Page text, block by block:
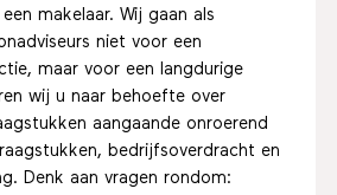
makelaar. Wij gaan als
niet voor een
maar voor een langdurige
wij u naar behoefte over
aangaande onroerend
bedrijfsoverdracht en
Denk aan vragen rondom: